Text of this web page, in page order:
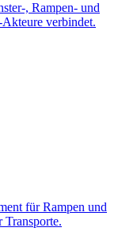
, Rampen- und
verbindet.
für Rampen und
Transporte.